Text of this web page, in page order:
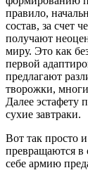
правило,
состав, за счет
получают
миру. Это как
первой
предлагают
творожки,
Далее эстафету
сухие завтраки.
Вот так просто
превращаются в
себе армию